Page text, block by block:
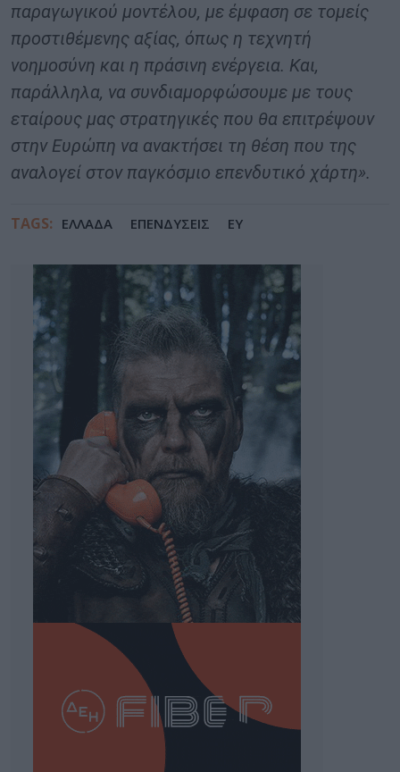
παραγωγικού μοντέλου, με έμφαση σε τομείς
προστιθέμενης αξίας, όπως η τεχνητή
νοημοσύνη και η πράσινη ενέργεια. Και,
παράλληλα, να συνδιαμορφώσουμε με τους
εταίρους μας στρατηγικές που θα επιτρέψουν
στην Ευρώπη να ανακτήσει τη θέση που της
αναλογεί στον παγκόσμιο επενδυτικό χάρτη».
TAGS: ΕΛΛΑΔΑ ΕΠΕΝΔΥΣΕΙΣ ΕΥ